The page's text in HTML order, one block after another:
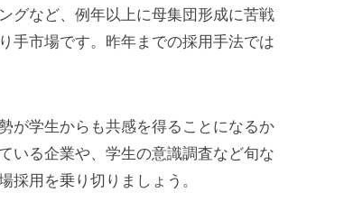
グなど、例年以上に母集団形成に苦戦
手市場です。昨年までの採用手法では
が学生からも共感を得ることになるか
いる企業や、学生の意識調査など旬な
用を乗り切りましょう。